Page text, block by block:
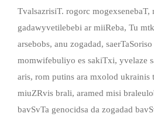
TvalsazrisiT. rogorc mogexsenebaT,
gadawyvetilebebi ar miiReba, Tu
arsebobs, anu zogadad,
momwifebuliyo es sakiTxi, yvelaze
aris, rom putins ara mxolod ukrainis
miuZRvis brali, aramed misi
bavSvTa genocidsa da zogadad